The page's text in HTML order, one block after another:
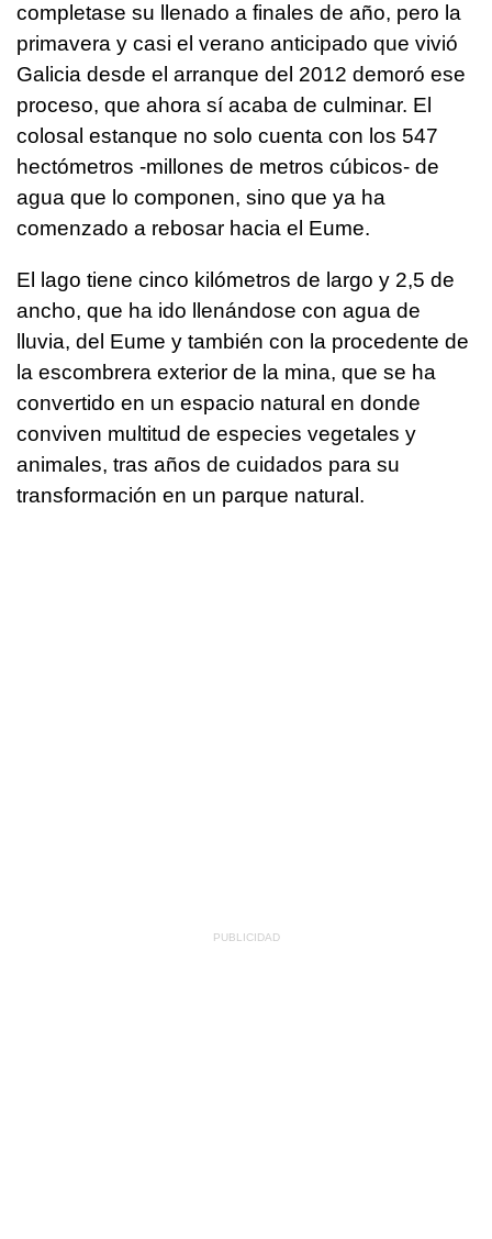
completase su llenado a finales de año, pero la
primavera y casi el verano anticipado que vivió
Galicia desde el arranque del 2012 demoró ese
proceso, que ahora sí acaba de culminar. El
colosal estanque no solo cuenta con los 547
hectómetros -millones de metros cúbicos- de
agua que lo componen, sino que ya ha
comenzado a rebosar hacia el Eume.
El lago tiene cinco kilómetros de largo y 2,5 de
ancho, que ha ido llenándose con agua de
lluvia, del Eume y también con la procedente de
la escombrera exterior de la mina, que se ha
convertido en un espacio natural en donde
conviven multitud de especies vegetales y
animales, tras años de cuidados para su
transformación en un parque natural.